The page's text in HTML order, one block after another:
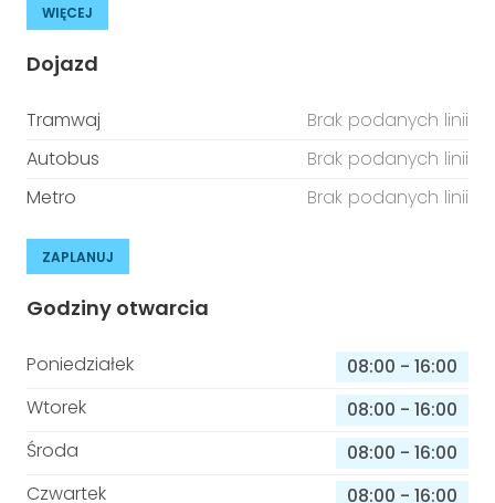
WIĘCEJ
Dojazd
Tramwaj
Brak podanych linii
Autobus
Brak podanych linii
Metro
Brak podanych linii
ZAPLANUJ
Godziny otwarcia
Poniedziałek 08:00 - 16:00
Wtorek
08:00 - 16:00
Środa
08:00 - 16:00
Czwartek
08:00 - 16:00